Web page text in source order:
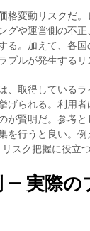
変動リスクだ
グや運営側の不
る。加えて、各
ルが発生するリ
、取得している
げられる。利用
が賢明だ。参考
を行うと良い。
スク把握に役立つ
— 実際の